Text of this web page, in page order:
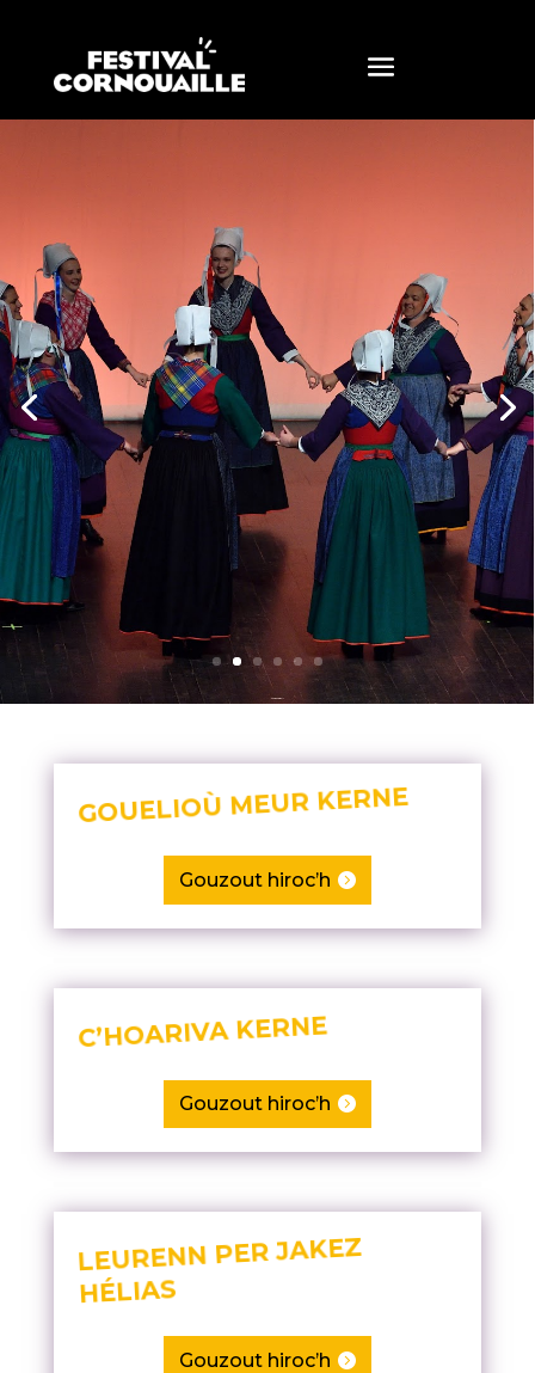
GOUELIOÙ MEUR KERNE
Gouzout hiroc’h
C’HOARIVA KERNE
Gouzout hiroc’h
LEURENN PER JAKEZ
HÉLIAS
Gouzout hiroc’h